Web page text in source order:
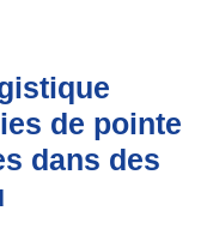
de pointe
dans des